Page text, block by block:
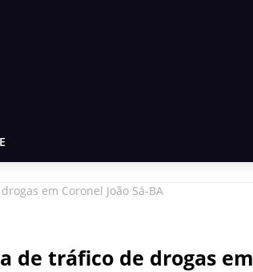
em Coronel João Sá-BA
de tráfico de drogas em